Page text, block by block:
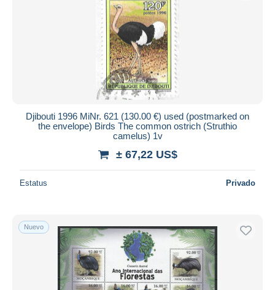
Djibouti 1996 MiNr. 621 (130.00 €) used (postmarked on
the envelope) Birds The common ostrich (Struthio
camelus) 1v
± 67,22 US$
Estatus Privado
Nuevo